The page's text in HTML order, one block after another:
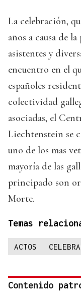
La celebración,
años a causa de
asistentes y
encuentro en el
españoles
colectividad
asociadas, el
Liechtenstein se
uno de los mas
mayoría de las
principado son
Morte.
Temas
ACTOS
Contenido